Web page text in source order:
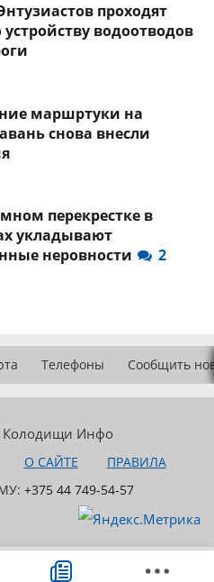
проходят
водоотводов
маршртуки на
снова внесли
перекрестке в
укладывают
неровности
2
Телефоны Сообщить
Колодищи Инфо
О САЙТЕ
ПРАВИЛА
+375 44 749-54-57